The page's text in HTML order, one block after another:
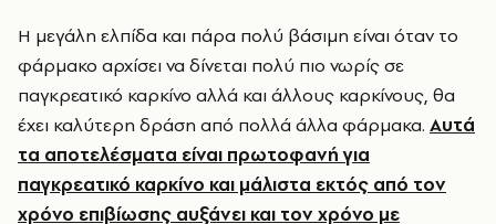
Η μεγάλη ελπίδα και πάρα πολύ βάσιμη είναι όταν το
φάρμακο αρχίσει να δίνεται πολύ πιο νωρίς σε
παγκρεατικό καρκίνο αλλά και άλλους καρκίνους, θα
έχει καλύτερη δράση από πολλά άλλα φάρμακα. Αυτά
τα αποτελέσματα είναι πρωτοφανή για
παγκρεατικό καρκίνο και μάλιστα εκτός από τον
χρόνο επιβίωσης αυξάνει και τον χρόνο με